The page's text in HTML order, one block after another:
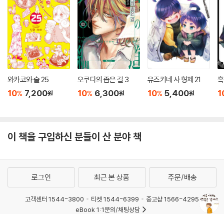
와카코와 술 25
10% 7,200원
오쿠다의 좁은 길 3
10% 6,300원
유즈키네 사 형제 21
10% 5,400원
이 책을 구입하신 분들이 산 분야 책
로그인 최근 본 상품 주문/배송
고객센터 1544-3800 티켓 1544-6399
중고샵 1566-4295
eBook 1:1문의/채팅상담